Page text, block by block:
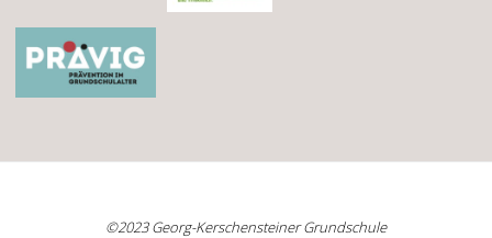
©2023 Georg-Kerschensteiner Grundschule